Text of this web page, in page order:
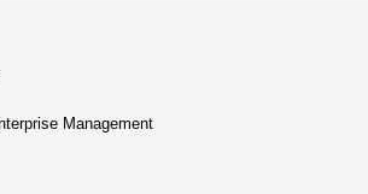
Management